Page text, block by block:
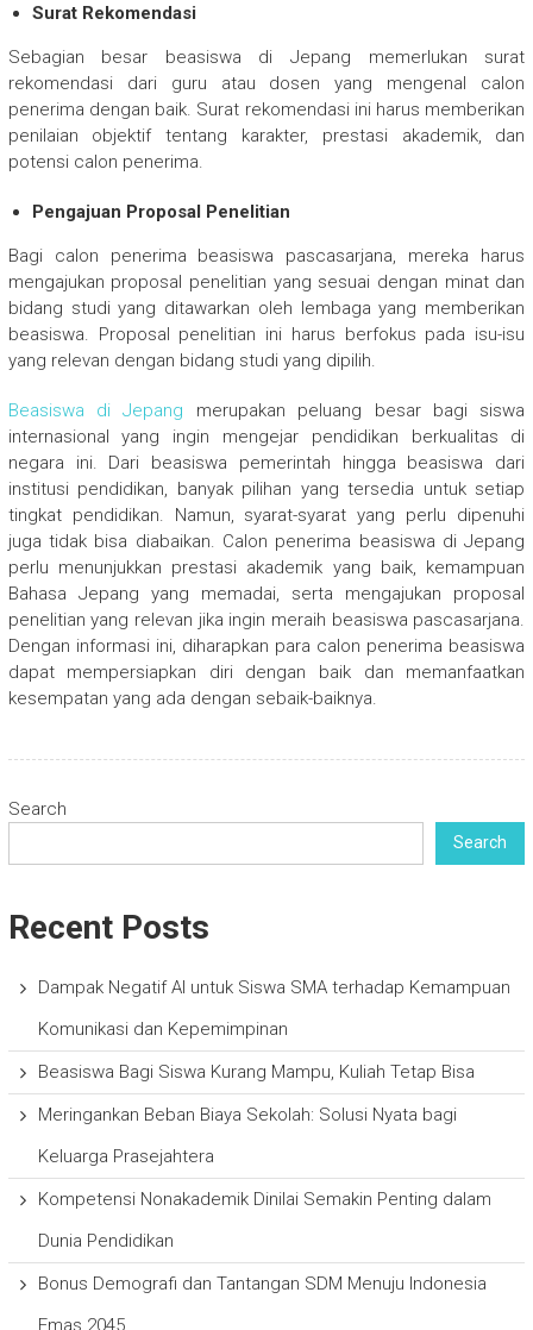
Surat Rekomendasi
Sebagian besar beasiswa di Jepang memerlukan surat
rekomendasi dari guru atau dosen yang mengenal calon
penerima dengan baik. Surat rekomendasi ini harus memberikan
penilaian objektif tentang karakter, prestasi akademik, dan
potensi calon penerima.
Pengajuan Proposal Penelitian
Bagi calon penerima beasiswa pascasarjana, mereka harus
mengajukan proposal penelitian yang sesuai dengan minat dan
bidang studi yang ditawarkan oleh lembaga yang memberikan
beasiswa. Proposal penelitian ini harus berfokus pada isu-isu
yang relevan dengan bidang studi yang dipilih.
Beasiswa di Jepang merupakan peluang besar bagi siswa
internasional yang ingin mengejar pendidikan berkualitas di
negara ini. Dari beasiswa pemerintah hingga beasiswa dari
institusi pendidikan, banyak pilihan yang tersedia untuk setiap
tingkat pendidikan. Namun, syarat-syarat yang perlu dipenuhi
juga tidak bisa diabaikan. Calon penerima beasiswa di Jepang
perlu menunjukkan prestasi akademik yang baik, kemampuan
Bahasa Jepang yang memadai, serta mengajukan proposal
penelitian yang relevan jika ingin meraih beasiswa pascasarjana.
Dengan informasi ini, diharapkan para calon penerima beasiswa
dapat mempersiapkan diri dengan baik dan memanfaatkan
kesempatan yang ada dengan sebaik-baiknya.
Search
Search
Recent Posts
Dampak Negatif AI untuk Siswa SMA terhadap Kemampuan
Komunikasi dan Kepemimpinan
Beasiswa Bagi Siswa Kurang Mampu, Kuliah Tetap Bisa
Meringankan Beban Biaya Sekolah: Solusi Nyata bagi
Keluarga Prasejahtera
Kompetensi Nonakademik Dinilai Semakin Penting dalam
Dunia Pendidikan
Bonus Demografi dan Tantangan SDM Menuju Indonesia
Emas 2045